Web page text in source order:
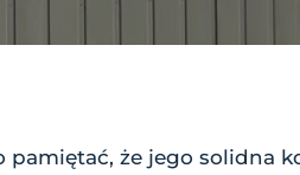
pamiętać, że jego solidna